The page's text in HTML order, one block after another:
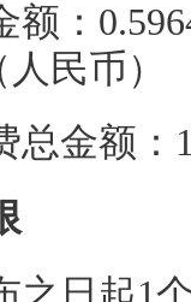
额：
民币）
总金额：